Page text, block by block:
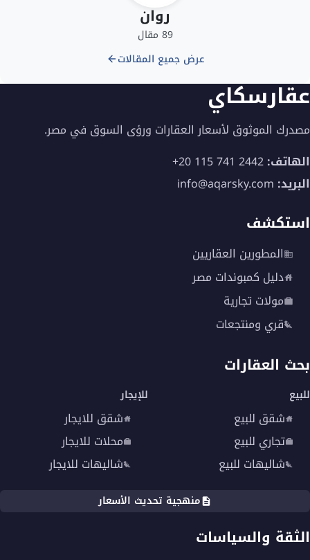
روان
89 مقال
عرض جميع المقالات
عقارسكاي
مصدرك الموثوق لأسعار العقارات ورؤى السوق في مصر.
الهاتف:+20 115 741 2442
البريد: info@aqarsky.com
استكشف
المطورين العقاريين
دليل كمبوندات مصر
مولات تجارية
قري ومنتجعات
بحث العقارات
للبيع
شقق للبيع
تجاري للبيع
شاليهات للبيع
للإيجار
شقق للايجار
محلات للايجار
شاليهات للايجار
منهجية تحديث الأسعار
الثقة والسياسات